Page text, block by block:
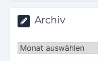
Archiv
Archiv